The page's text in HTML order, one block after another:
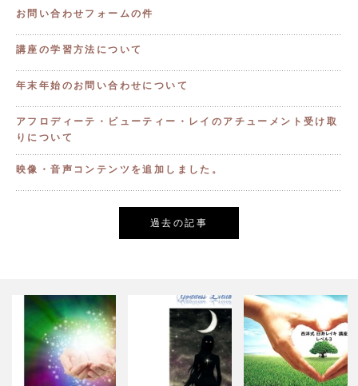
お問い合わせフォームの件
講座の学習方法について
年末年始のお問い合わせについて
アフロディーテ・ビューティー・レイのアチューメント受け取
りについて
映像・音声コンテンツを追加しました。
過去の記事